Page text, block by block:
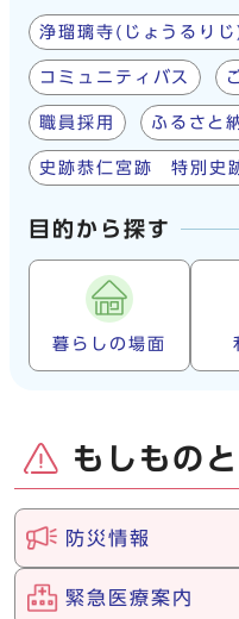
浄瑠璃寺(じょうるりじ
コミュニティバス
職員採用 ふるさと
史跡恭仁宮跡 特別史
目的から探す
暮らしの場面
もしもの
防災情報
緊急医療案内